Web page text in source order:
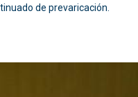
de prevaricación.